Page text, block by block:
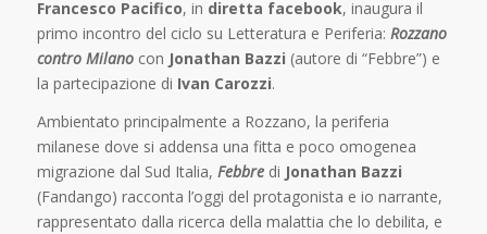
Francesco Pacifico, in diretta facebook, inaugura il
primo incontro del ciclo su Letteratura e Periferia: Rozzano
contro Milanocon Jonathan Bazzi (autore di “Febbre”) e
la partecipazione di Ivan Carozzi.
Ambientato principalmente a Rozzano, la periferia
milanese dove si addensa una fitta e poco omogenea
migrazione dal Sud Italia, Febbre di Jonathan Bazzi
(Fandango) racconta l’oggi del protagonista e io narrante,
rappresentato dalla ricerca della malattia che lo debilita, e